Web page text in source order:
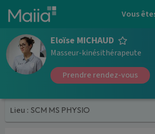
Aller au contenu principal Vous
Eloïse MICHAUD
Masseur-kinésithérapeute
Prendre rendez-vous
Lieu : SCM MS PHYSIO